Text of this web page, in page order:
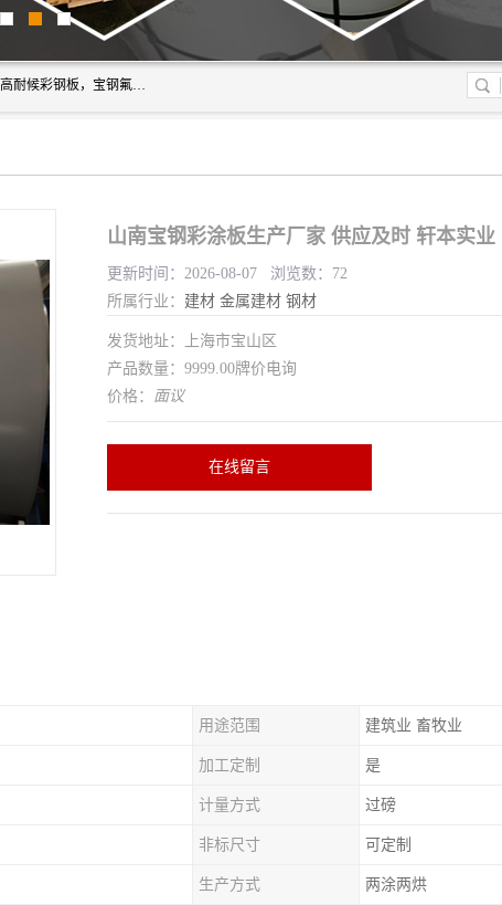
上海轩本实业有限公司主营产品：宝钢彩钢板、宝钢彩钢卷、宝钢彩涂板、宝钢彩涂卷、宝钢高耐候彩钢板，宝钢氟碳彩钢板。是一家集钢铁贸易，物流、加工为一体的产业全配套公司。
山南宝钢彩涂板生产厂家 供应及时 轩本实业
更新时间：2026-08-07 浏览数：72
所属行业： 建材 金属建材 钢材
发货地址：上海市宝山区
产品数量：9999.00牌价电询
价格： 面议
在线留言
用途范围 建筑业 畜牧业
加工定制 是
计量方式 过磅
非标尺寸 可定制
生产方式 两涂两烘